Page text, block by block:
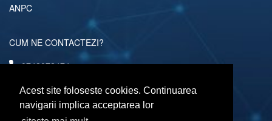
Acest site foloseste cookies. Continuarea
navigarii implica acceptarea lor
ANPC
CUM NE CONTACTEZI?
0742072474
comenzi@computerescu.ro